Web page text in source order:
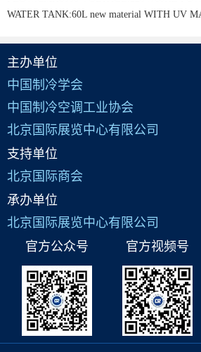
WATER TANK:60L new material WITH UV
主办单位
中国制冷学会
中国制冷空调工业协会
北京国际展览中心有限公司
支持单位
北京国际商会
承办单位
北京国际展览中心有限公司
官方公众号
官方视频号